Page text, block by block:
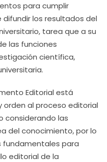
para cumplir
los resultados del
tarea que a su
las funciones
científica,
Editorial está
orden al proceso editorial
considerando las
del conocimiento, por lo
para
editorial de la